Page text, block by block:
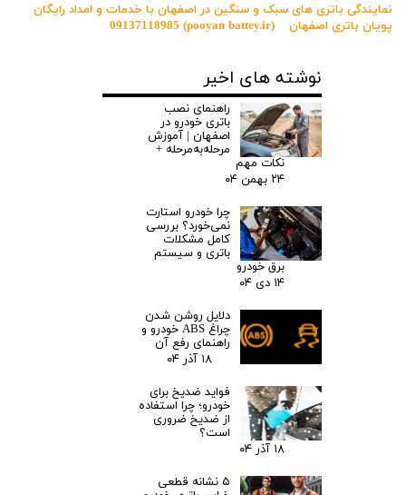
نمایندگی باتری های سبک و سنگین در اصفهان با خدمات و امداد رایگان
پویان باتری اصفهان
(pooyan battey.ir)
09137118985
نوشته های اخیر
راهنمای نصب
باتری خودرو در
اصفهان | آموزش
مرحله‌به‌مرحله +
نکات مهم
۲۴ بهمن ۰۴
چرا خودرو استارت
نمی‌خورد؟ بررسی
کامل مشکلات
باتری و سیستم
برق خودرو
۱۴ دی ۰۴
دلایل روشن شدن
چراغ ABS خودرو و
راهنمای رفع آن
۱۸ آذر ۰۴
فواید ضدیخ برای
خودرو؛ چرا استفاده
از ضدیخ ضروری
است؟
۱۸ آذر ۰۴
۵ نشانه قطعی